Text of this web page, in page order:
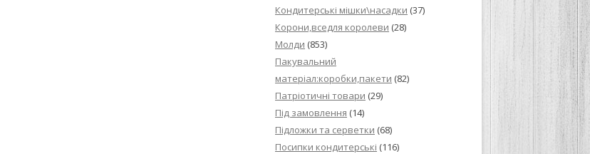
Кондитерські мішки\насадки (37)
Корони,вседля королеви (28)
Молди (853)
Пакувальний
матеріал:коробки,пакети (82)
Патріотичні товари (29)
Під замовлення (14)
Підложки та серветки (68)
Посипки кондитерські (116)